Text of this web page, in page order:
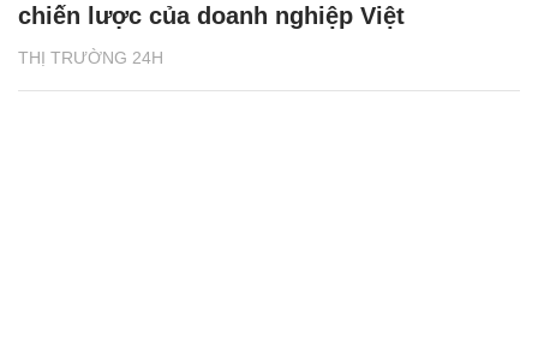
THỊ TRƯỜNG 24H
chiến lược của doanh nghiệp Việt